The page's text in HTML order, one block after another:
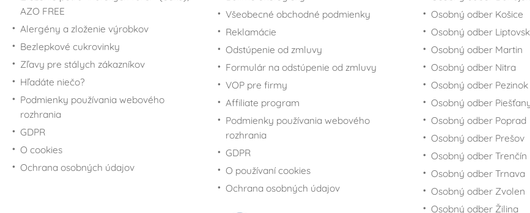
AZO FREE
Alergény a zloženie výrobkov
Bezlepkové cukrovinky
Zľavy pre stálych zákazníkov
Hľadáte niečo?
Podmienky používania webového
rozhrania
GDPR
O cookies
Ochrana osobných údajov
Všeobecné obchodné podmienky
Reklamácie
Odstúpenie od zmluvy
Formulár na odstúpenie od zmluvy
VOP pre firmy
Affiliate program
Podmienky používania webového
rozhrania
GDPR
O používaní cookies
Ochrana osobných údajov
Osobný odber Košice
Osobný odber
Osobný odber Martin
Osobný odber Nitra
Osobný odber Pezinok
Osobný odber
Osobný odber Poprad
Osobný odber Prešov
Osobný odber Trenčín
Osobný odber Trnava
Osobný odber Zvolen
Osobný odber Žilina